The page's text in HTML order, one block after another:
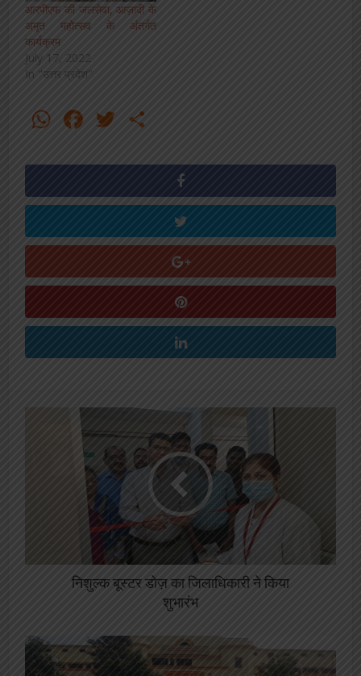
आरपीएफ की जलसेवा, आज़ादी के
अमृत महोत्सव के अंतर्गत
कार्यक्रम
July 17, 2022
In "उत्तर प्रदेश"
WhatsApp
Facebook
Twitter
निशुल्क बूस्टर डोज़ का जिलाधिकारी ने किया
शुभारंभ